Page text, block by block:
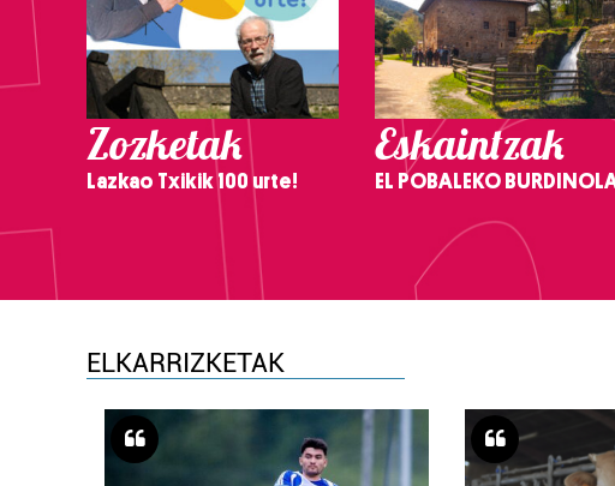
Zozketak
Lazkao Txikik 100 urte!
Eskaintzak
EL POBALEKO
ELKARRIZKETAK